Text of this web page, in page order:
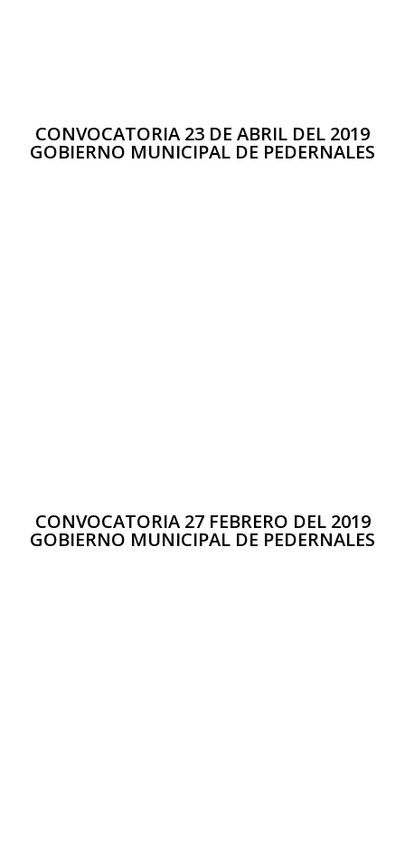
CONVOCATORIA 23 DE ABRIL DEL 2019
GOBIERNO MUNICIPAL DE PEDERNALES
CONVOCATORIA 27 FEBRERO DEL 2019
GOBIERNO MUNICIPAL DE PEDERNALES